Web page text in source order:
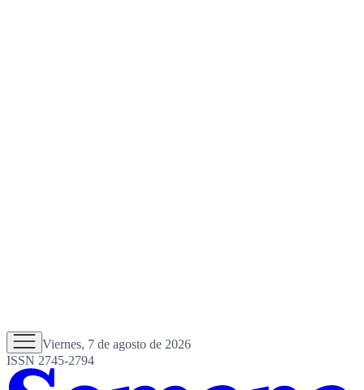
Viernes, 7 de agosto de 2026
ISSN 2745-2794